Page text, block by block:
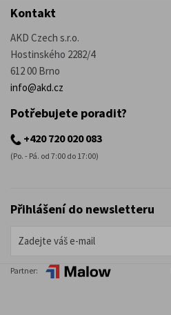
Kontakt
AKD Czech s.r.o.
Hostinského 2282/4
612 00 Brno
info@akd.cz
Potřebujete poradit?
+420 720 020 083
(Po. - Pá. od 7:00 do 17:00)
Přihlášení do newsletteru
Partner: